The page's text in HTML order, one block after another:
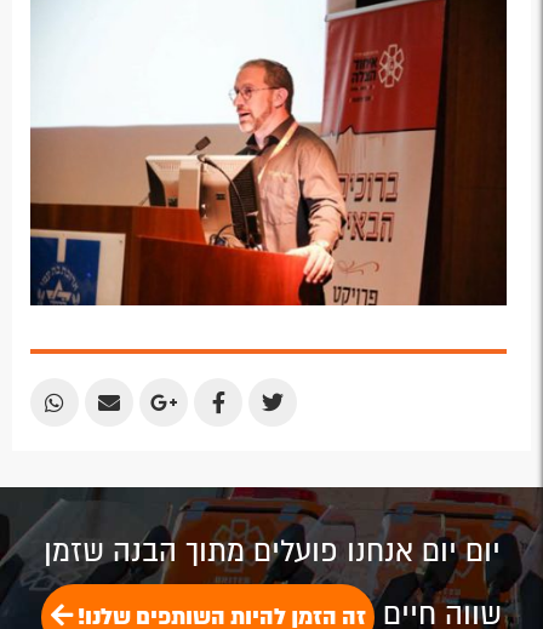
Twitter
Facebook
Google
Plus
Share
Share
Share
Share
Share
יום יום אנחנו פועלים מתוך הבנה שזמן
שווה חיים זה הזמן להיות השותפים שלנו!